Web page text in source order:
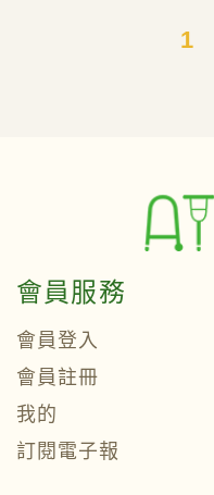
1
會員服務
會員登入
會員註冊
我的
訂閱電子報